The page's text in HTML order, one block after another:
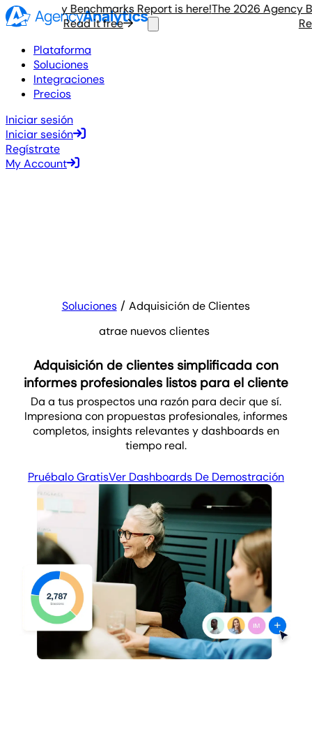
Agency Benchmarks Report is here!
Read it free
The 2026 Agency
Plataforma
Soluciones
Integraciones
Precios
Iniciar sesión
Iniciar sesión
Regístrate
My Account
Soluciones
Adquisición de Clientes
atrae nuevos clientes
Adquisición de clientes simplificada con
informes profesionales listos para el cliente
Da a tus prospectos una razón para decir que sí.
Impresiona con propuestas profesionales, informes
completos, insights relevantes y dashboards en
tiempo real.
Pruébalo GratisVer Dashboards De Demostración